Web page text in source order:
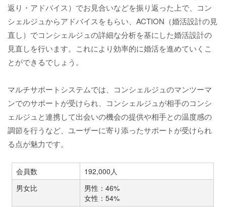
返り・アドバイス）でお見合いなどを振り返った上で、コン
シェルジュからアドバイスをもらい、ACTION（婚活設計の見
直し）でコンシェルジュの詳細な分析を基にした婚活設計の
見直しを行います。これにより効率的に婚活を進めていくこ
とができるでしょう。
マルチサポートシステムでは、コンシェルジュのマンツーマ
ンでのサポートが受けられ、コンシェルジュが相手のコンシ
ェルジュと連携して出会いの機会の提供や相手との温度感の
調節を行うなど、ユーザーに寄り添ったサポートが受けられ
る点が魅力です。
会員数
192,000人
男女比
男性：46%
女性：54%